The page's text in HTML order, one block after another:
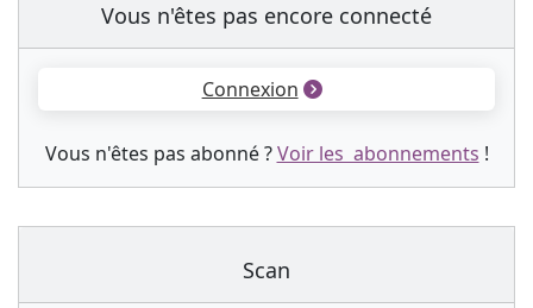
Vous n'êtes pas encore connecté
Connexion
Vous n'êtes pas abonné ?Voir les abonnements !
Scan